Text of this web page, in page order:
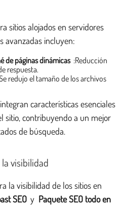
sitios alojados en servidores
avanzadas incluyen:
de páginas dinámicas :Reducción
respuesta.
redujo el tamaño de los archivos
características esenciales
sitio, contribuyendo a un mejor
de búsqueda.
visibilidad
la visibilidad de los sitios en
SEO y Paquete SEO todo en